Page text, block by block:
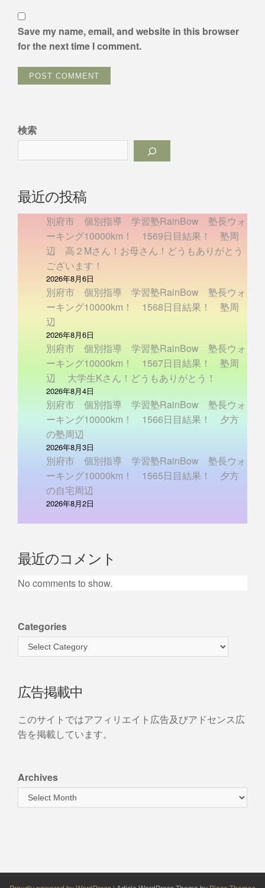
Save my name, email, and website in this browser
for the next time I comment.
検索
最近の投稿
別府市 個別指導 学習塾RainBow 塾長ウォ
ーキング10000km！ 1569日目結果！ 塾周
辺 高２Mさん！お母さん！どうもありがとう
ございます！
2026年8月6日
別府市 個別指導 学習塾RainBow 塾長ウォ
ーキング10000km！ 1568日目結果！ 塾周
辺
2026年8月6日
別府市 個別指導 学習塾RainBow 塾長ウォ
ーキング10000km！ 1567日目結果！ 塾周
辺 大学生Kさん！どうもありがとう！
2026年8月4日
別府市 個別指導 学習塾RainBow 塾長ウォ
ーキング10000km！ 1566日目結果！ 夕方
の塾周辺
2026年8月3日
別府市 個別指導 学習塾RainBow 塾長ウォ
ーキング10000km！ 1565日目結果！ 夕方
の自宅周辺
2026年8月2日
最近のコメント
No comments to show.
Categories
広告掲載中
このサイトではアフィリエイト広告及びアドセンス広
告を掲載しています。
Archives